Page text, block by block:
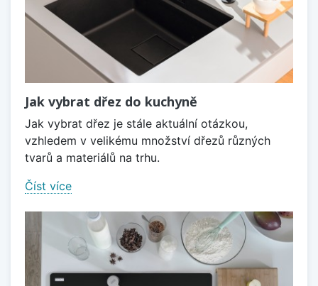
Jak vybrat dřez do kuchyně
Jak vybrat dřez je stále aktuální otázkou,
vzhledem v velikému množství dřezů různých
tvarů a materiálů na trhu.
Číst více